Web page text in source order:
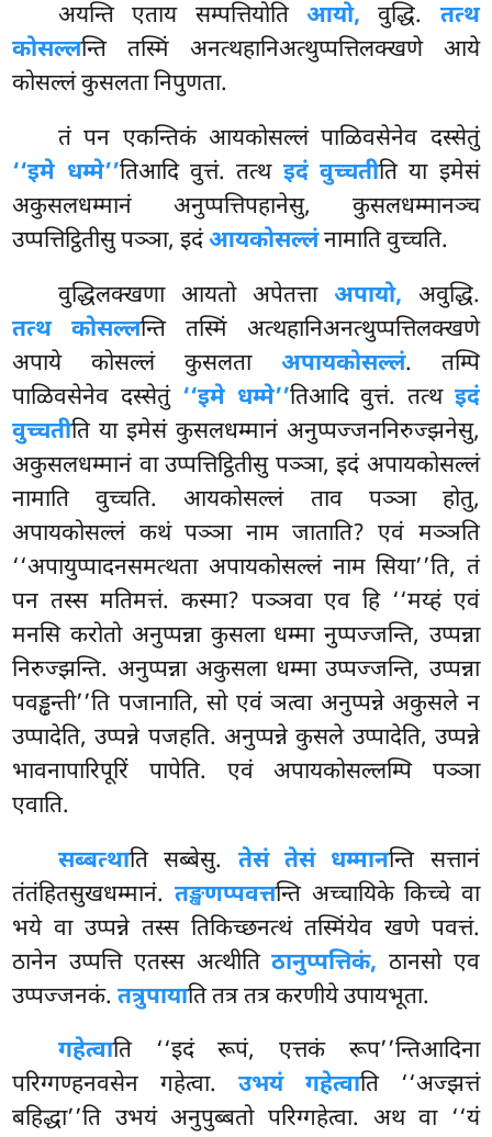
अयन्ति एताय सम्पत्तियोतिआयो, वुद्धि. तत्थ
कोसल्लन्ति तस्मिं अनत्थहानिअत्थुप्पत्तिलक्खणे आये
कोसल्लं कुसलता निपुणता.
तंपन एकन्तिकं आयकोसल्लं पाळिवसेनेव दस्सेतुं
‘‘इमे धम्मे’’तिआदि वुत्तं. तत्थ इदं वुच्चतीति या इमेसं
अकुसलधम्मानं अनुप्पत्तिपहानेसु, कुसलधम्मानञ्च
उप्पत्तिट्ठितीसु पञ्ञा, इदंआयकोसल्लंनामाति वुच्चति.
वुद्धिलक्खणा आयतो अपेतत्ता अपायो, अवुद्धि.
तत्थ कोसल्लन्ति तस्मिं अत्थहानिअनत्थुप्पत्तिलक्खणे
अपाये कोसल्लं कुसलता अपायकोसल्लं. तम्पि
पाळिवसेनेव दस्सेतुं ‘‘इमे धम्मे’’तिआदि वुत्तं. तत्थ इदं
वुच्चतीति या इमेसं कुसलधम्मानं अनुप्पज्जननिरुज्झनेसु,
अकुसलधम्मानं वा उप्पत्तिट्ठितीसु पञ्ञा, इदं अपायकोसल्लं
नामाति वुच्चति. आयकोसल्लं ताव पञ्ञा होतु,
अपायकोसल्लं कथं पञ्ञा नाम जाताति? एवं मञ्ञति
‘‘अपायुप्पादनसमत्थता अपायकोसल्लं नाम सिया’’ति, तं
पन तस्स मतिमत्तं. कस्मा? पञ्ञवा एव हि ‘‘मय्हं एवं
मनसि करोतो अनुप्पन्ना कुसला धम्मा नुप्पज्जन्ति, उप्पन्ना
निरुज्झन्ति. अनुप्पन्ना अकुसला धम्मा उप्पज्जन्ति, उप्पन्ना
पवड्ढन्ती’’ति पजानाति, सो एवं ञत्वा अनुप्पन्ने अकुसले न
उप्पादेति, उप्पन्ने पजहति. अनुप्पन्ने कुसले उप्पादेति, उप्पन्ने
भावनापारिपूरिं पापेति. एवं अपायकोसल्लम्पि पञ्ञा
एवाति.
सब्बत्थाति सब्बेसु. तेसं तेसं धम्मानन्ति सत्तानं
तंतंहितसुखधम्मानं. तङ्खणप्पवत्तन्ति अच्चायिके किच्चे वा
भये वा उप्पन्ने तस्स तिकिच्छनत्थं तस्मिंयेव खणे पवत्तं.
ठानेन उप्पत्ति एतस्स अत्थीतिठानुप्पत्तिकं, ठानसो एव
उप्पज्जनकं.तत्रुपायाति तत्र तत्र करणीये उपायभूता.
गहेत्वाति ‘‘इदं रूपं, एत्तकं रूप’’न्तिआदिना
परिग्गण्हनवसेन गहेत्वा. उभयं गहेत्वाति ‘‘अज्झत्तं
बहिद्धा’’ति उभयं अनुपुब्बतो परिग्गहेत्वा. अथ वा ‘‘यं